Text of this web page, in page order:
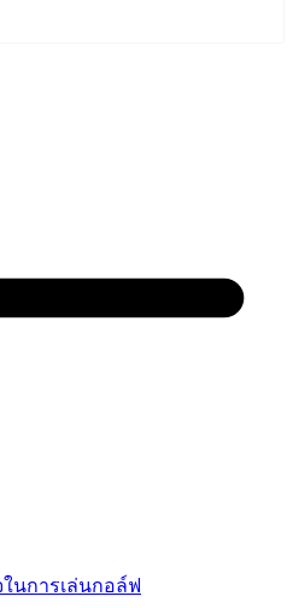
นการเล่นกอล์ฟ